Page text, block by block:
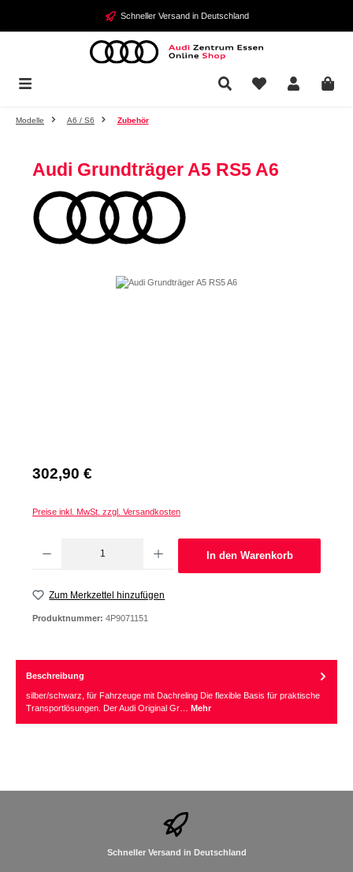
Zum Hauptinhalt springen Schneller Versand in Deutschland
Modelle A6 / S6 Zubehör
Audi Grundträger A5 RS5 A6
Bildergalerie überspringen
Regulärer Preis:
302,90 €
Preise inkl. MwSt. zzgl. Versandkosten
In den Warenkorb
Zum Merkzettel hinzufügen
Produktnummer: 4P9071151
Beschreibung
silber/schwarz, für Fahrzeuge mit Dachreling Die flexible Basis für praktische
Transportlösungen. Der Audi Original Gr… Mehr
Schneller Versand in Deutschland